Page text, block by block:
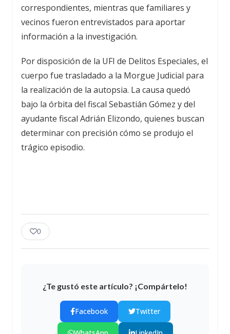
correspondientes, mientras que familiares y
vecinos fueron entrevistados para aportar
información a la investigación.
Por disposición de la UFI de Delitos Especiales, el
cuerpo fue trasladado a la Morgue Judicial para
la realización de la autopsia. La causa quedó
bajo la órbita del fiscal Sebastián Gómez y del
ayudante fiscal Adrián Elizondo, quienes buscan
determinar con precisión cómo se produjo el
trágico episodio.
0
¿Te gustó este artículo? ¡Compártelo!
Facebook Twitter